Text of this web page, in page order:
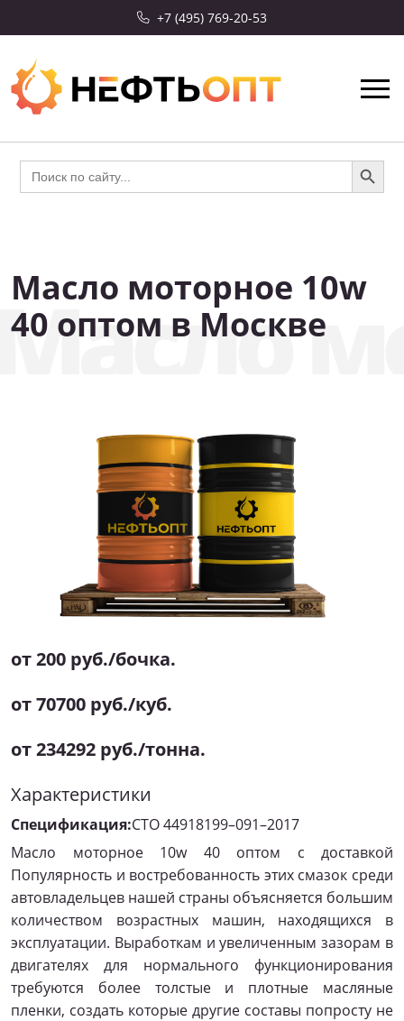
+7 (495) 769-20-53
Search
for:
Search Button
Масло моторное 10w
40 оптом в Москве
от 200 руб./бочка.
от 70700 руб./куб.
от 234292 руб./тонна.
Характеристики
Спецификация:CТО 44918199–091–2017
Масло моторное 10w 40 оптом с доставкой
Популярность и востребованность этих смазок среди
автовладельцев нашей страны объясняется большим
количеством возрастных машин, находящихся в
эксплуатации. Выработкам и увеличенным зазорам в
двигателях для нормального функционирования
требуются более толстые и плотные масляные
пленки, создать которые другие составы попросту не
СКИДКА 10%